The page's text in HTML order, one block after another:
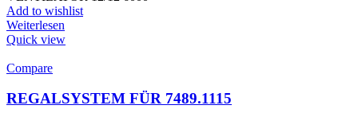
Add to wishlist
Weiterlesen
Quick view
Compare
REGALSYSTEM FÜR 7489.1115